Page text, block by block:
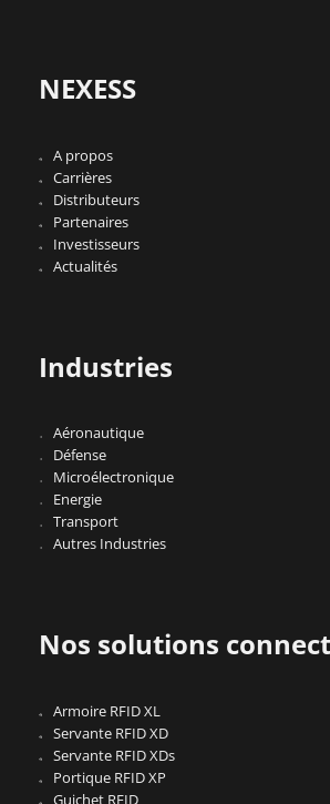
NEXESS
A propos
Carrières
Distributeurs
Partenaires
Investisseurs
Actualités
Industries
Aéronautique
Défense
Microélectronique
Energie
Transport
Autres Industries
Nos solutions
Armoire RFID XL
Servante RFID XD
Servante RFID XDs
Portique RFID XP
Guichet RFID